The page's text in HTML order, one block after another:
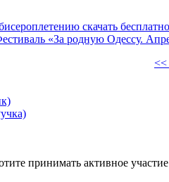
скачать бесплатно
«За родную Одессу.
<<
принимать активное